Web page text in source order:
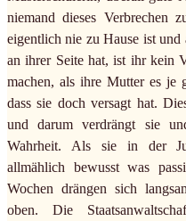
niemand dieses Verbrechen
eigentlich nie zu Hause ist und
an ihrer Seite hat, ist ihr kein
machen, als ihre Mutter es je
dass sie doch versagt hat.
und darum verdrängt sie
Wahrheit. Als sie in der
allmählich bewusst was
Wochen drängen sich
oben. Die